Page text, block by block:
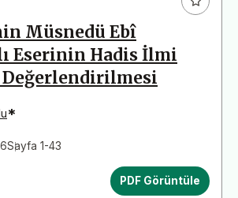
çalışmalarınızı yüklemeden
yazım kurallarına uygun olarak
emin olunuz.
(Yaklaşık 130 Gün)
İnceleme
Müsnedü Ebî
Eserinin Hadis İlmi
Değerlendirilmesi
*
Sayfa 1-43
PDF Görüntüle